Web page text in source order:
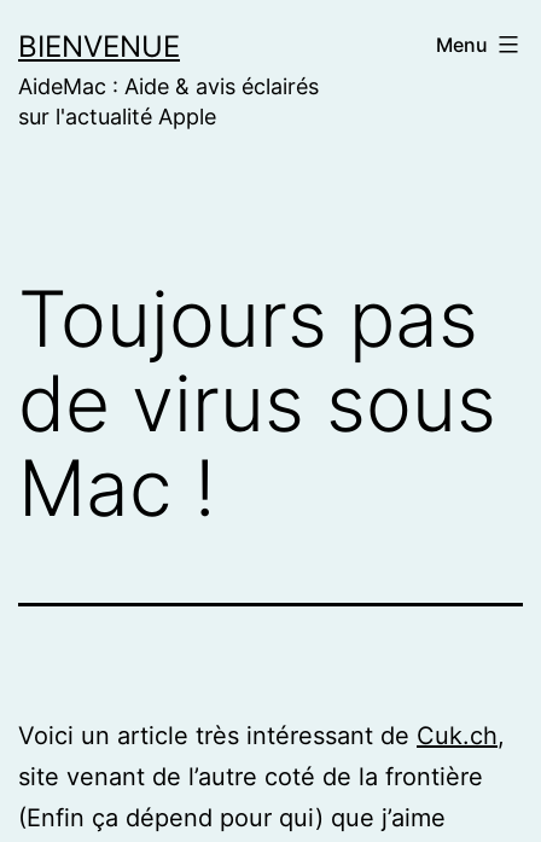
to
content
BIENVENUE
AideMac : Aide & avis éclairés
sur l'actualité Apple
Menu
Toujours pas
de virus sous
Mac !
Voici un article très intéressant de Cuk.ch,
site venant de l’autre coté de la frontière
(Enfin ça dépend pour qui) que j’aime